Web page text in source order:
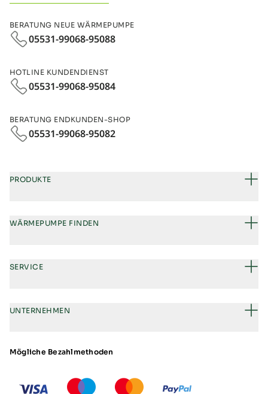
BERATUNG NEUE WÄRMEPUMPE
05531-99068-95088
HOTLINE KUNDENDIENST
05531-99068-95084
BERATUNG ENDKUNDEN-SHOP
05531-99068‑95082
PRODUKTE
WÄRMEPUMPE FINDEN
SERVICE
UNTERNEHMEN
Mögliche Bezahlmethoden